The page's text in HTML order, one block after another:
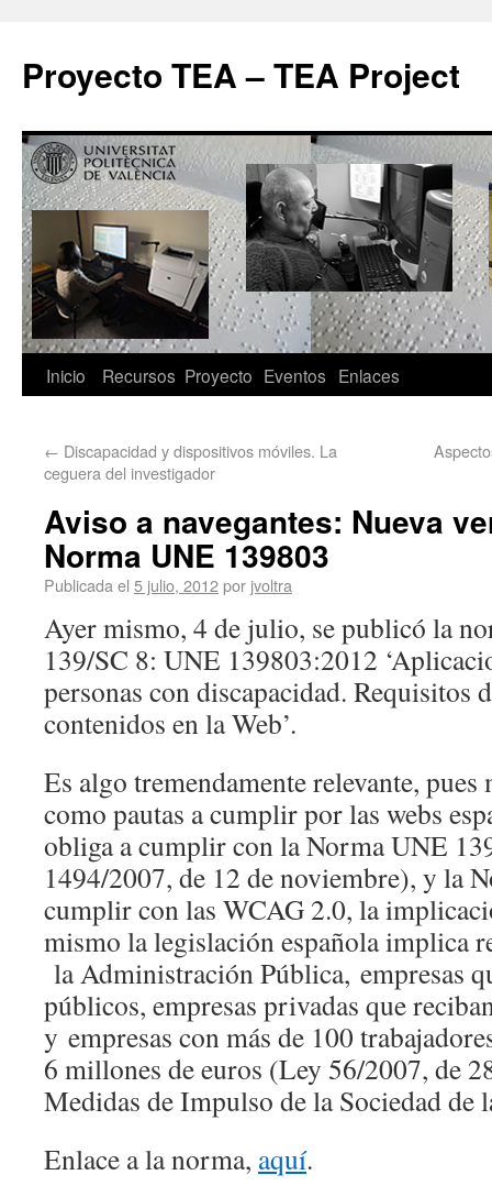
Proyecto TEA – TEA Project
Inicio Recursos Proyecto Eventos Enlaces
← Discapacidad y dispositivos móviles. La
ceguera del investigador
Aviso a navegantes: Nueva
Norma UNE 139803
Publicada el 5 julio, 2012por jvoltra
Ayer mismo, 4 de julio, se publicó la
139/SC 8: UNE 139803:2012
personas con discapacidad. Requisitos
contenidos en la Web’.
Es algo tremendamente relevante,
como pautas a cumplir por las webs
obliga a cumplir con la Norma UNE
1494/2007, de 12 de noviembre), y la
cumplir con las WCAG 2.0, la
mismo la legislación española implica
la Administración Pública, empresas
públicos, empresas privadas que
y empresas con más de 100
6 millones de euros (Ley 56/2007, de
Medidas de Impulso de la Sociedad
Enlace a la norma, aquí.